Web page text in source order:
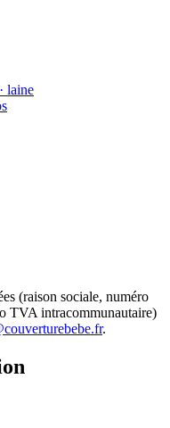
laine
(raison sociale, numéro
TVA intracommunautaire)
.